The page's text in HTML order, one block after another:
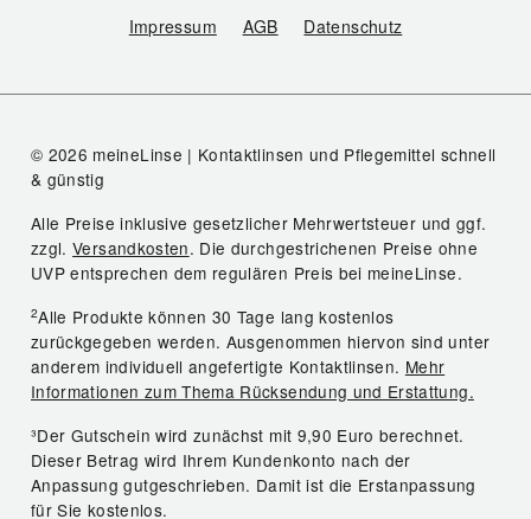
Impressum AGB Datenschutz
© 2026 meineLinse | Kontaktlinsen und Pflegemittel schnell
& günstig
Alle Preise inklusive gesetzlicher Mehrwertsteuer und ggf.
zzgl.Versandkosten. Die durchgestrichenen Preise ohne
UVP entsprechen dem regulären Preis bei meineLinse.
2Alle Produkte können 30 Tage lang kostenlos
zurückgegeben werden. Ausgenommen hiervon sind unter
anderem individuell angefertigte Kontaktlinsen. Mehr
Informationen zum Thema Rücksendung und Erstattung.
³Der Gutschein wird zunächst mit 9,90 Euro berechnet.
Dieser Betrag wird Ihrem Kundenkonto nach der
Anpassung gutgeschrieben. Damit ist die Erstanpassung
für Sie kostenlos.